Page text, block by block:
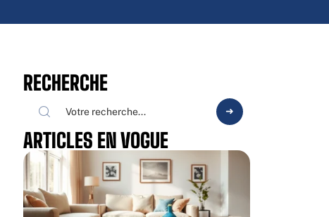
RECHERCHE
ARTICLES EN VOGUE